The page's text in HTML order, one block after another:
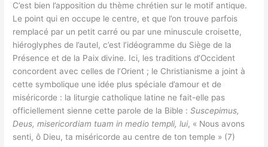
C’est bien l’apposition du thème chrétien sur le motif antique.
Le point qui en occupe le centre, et que l’on trouve parfois
remplacé par un petit carré ou par une minuscule croisette,
hiéroglyphes de l’autel, c’est l’idéogramme du Siège de la
Présence et de la Paix divine. Ici, les traditions d’Occident
concordent avec celles de l’Orient ; le Christianisme a joint à
cette symbolique une idée plus spéciale d’amour et de
miséricorde : la liturgie catholique latine ne fait-elle pas
officiellement sienne cette parole de la Bible :Suscepimus,
Deus, misericordiam tuam in medio templi, lui, « Nous avons
senti, ô Dieu, ta miséricorde au centre de ton temple » (7)